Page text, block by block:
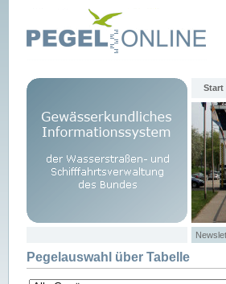
Start
Pegelauswahl über Tabelle